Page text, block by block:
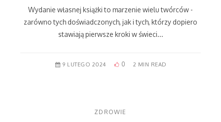
Wydanie własnej książki to marzenie wielu twórców -
zarówno tych doświadczonych, jak i tych, którzy dopiero
stawiają pierwsze kroki w świeci...
9 LUTEGO 2024 0 2 MIN READ
ZDROWIE